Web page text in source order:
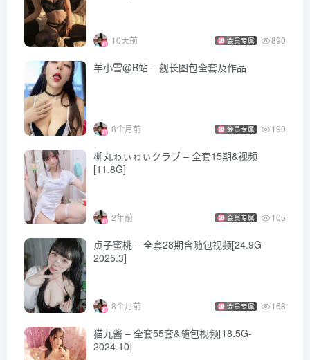
10天前 会员专属 890
羊小雪@B站 – 舰长图包全套及作品
8个月前 会员专属 190
柳丸ゎぃゎぃクラブ – 全套15期&视频
[11.8G]
2年前 会员专属 105
贞子蜜桃 – 全套28期含随包视频[24.9G-
2025.3]
8个月前 会员专属 168
猫九酱 – 全套55套&随包视频[18.5G-
2024.10]